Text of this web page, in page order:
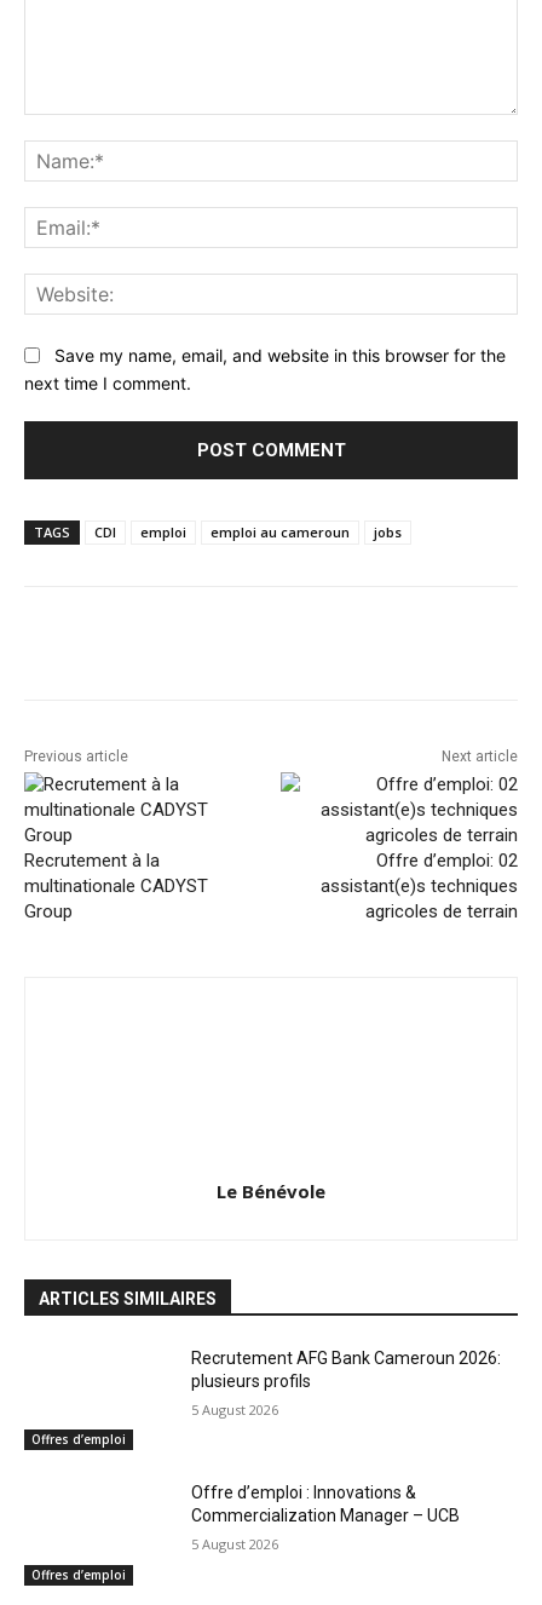
Save my name, email, and website in this browser for the
next time I comment.
TAGS CDI emploi emploi au cameroun jobs
Previous article
Recrutement à la
multinationale CADYST
Group
Next article
Offre d’emploi: 02
assistant(e)s techniques
agricoles de terrain
Le Bénévole
ARTICLES SIMILAIRES
Offres d’emploi
Recrutement AFG Bank Cameroun 2026:
plusieurs profils
5 August 2026
Offres d’emploi
Offre d’emploi : Innovations &
Commercialization Manager – UCB
5 August 2026